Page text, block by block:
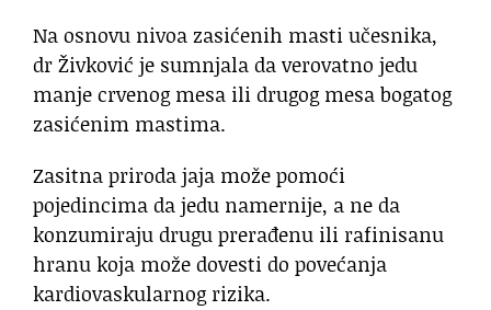
Na osnovu nivoa zasićenih masti učesnika,
dr Živković je sumnjala da verovatno jedu
manje crvenog mesa ili drugog mesa bogatog
zasićenim mastima.
Zasitna priroda jaja može pomoći
pojedincima da jedu namernije, a ne da
konzumiraju drugu prerađenu ili rafinisanu
hranu koja može dovesti do povećanja
kardiovaskularnog rizika.